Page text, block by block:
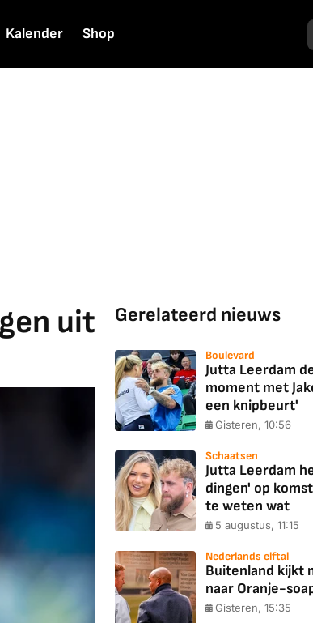
Kalender Shop
uit
Gerelateerd nieuws
Boulevard
Jutta Leerdam
moment met
een knipbeurt'
Gisteren, 10:56
Schaatsen
Jutta Leerdam
dingen' op
te weten wat
5 augustus, 11:15
Nederlands elftal
Buitenland kijkt
naar Oranje-
Gisteren, 15:35